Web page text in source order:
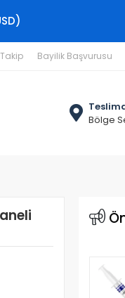
Bayilik Başvurusu
Bölge